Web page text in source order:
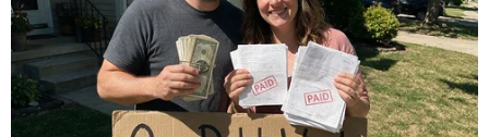
05/08/2018 22:14
Các nhà khoa học mới đây đã phát hiện một hành tinh
du mục bên ngoài Hệ Mặt Trời có khối lượng lớn và từ
trường mạnh mang theo nhiều bí ẩn.